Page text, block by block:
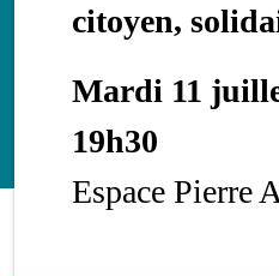
citoyen,
Mardi 11
19h30
Espace Pierre